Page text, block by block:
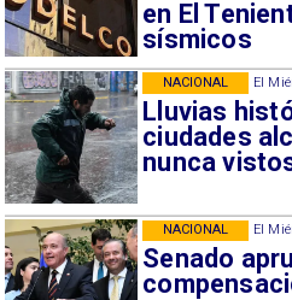
en El
sísmicos
El
Lluvias
ciudades
nunca
NACIONAL
El
Senado
NACIONAL